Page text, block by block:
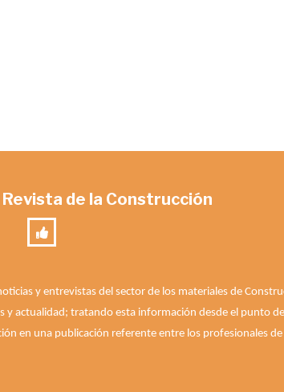
de la Construcción
y entrevistas del sector de los materiales de
actualidad; tratando esta información desde el punto
en una publicación referente entre los profesionales